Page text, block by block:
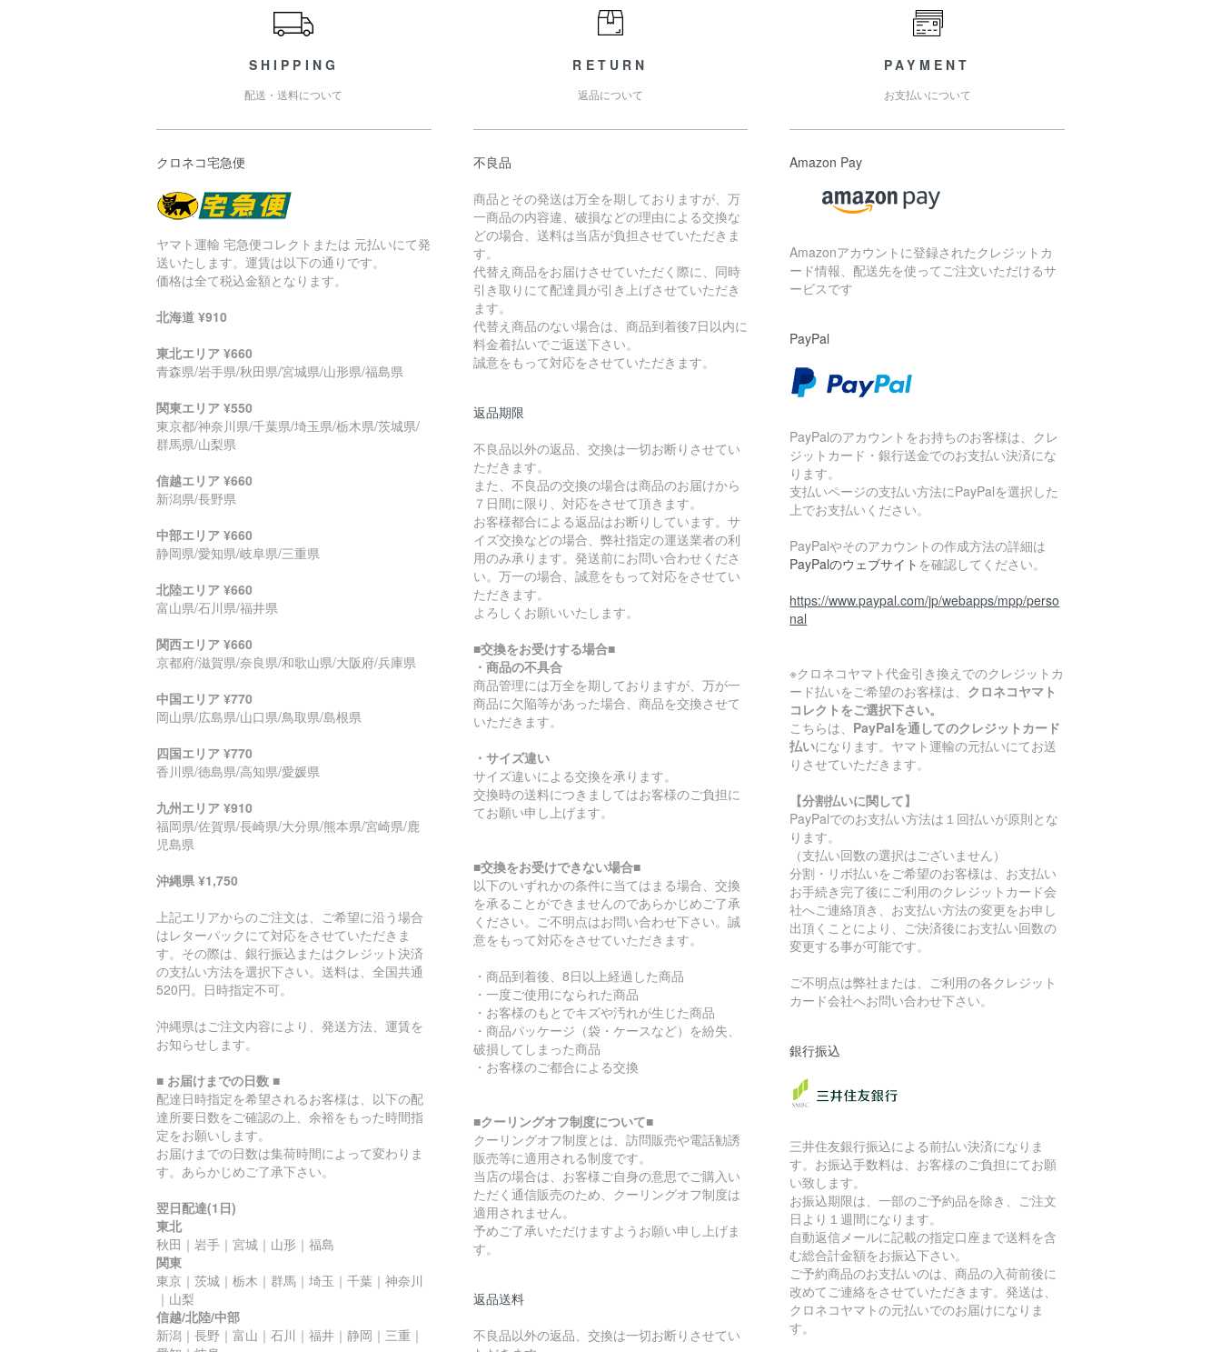
SHIPPING
配送・送料について
クロネコ宅急便
ヤマト運輸 宅急便コレクトまたは 元払いにて発
送いたします。運賃は以下の通りです。
価格は全て税込金額となります。
北海道 ¥910
東北エリア ¥660
青森県/岩手県/秋田県/宮城県/山形県/福島県
関東エリア ¥550
東京都/神奈川県/千葉県/埼玉県/栃木県/茨城県/
群馬県/山梨県
信越エリア ¥660
新潟県/長野県
中部エリア ¥660
静岡県/愛知県/岐阜県/三重県
北陸エリア ¥660
富山県/石川県/福井県
関西エリア ¥660
京都府/滋賀県/奈良県/和歌山県/大阪府/兵庫県
中国エリア ¥770
岡山県/広島県/山口県/鳥取県/島根県
四国エリア ¥770
香川県/徳島県/高知県/愛媛県
九州エリア ¥910
福岡県/佐賀県/長崎県/大分県/熊本県/宮崎県/鹿
児島県
沖縄県 ¥1,750
上記エリアからのご注文は、ご希望に沿う場合
はレターパックにて対応をさせていただきま
す。その際は、銀行振込またはクレジット決済
の支払い方法を選択下さい。送料は、全国共通
520円。日時指定不可。
沖縄県はご注文内容により、発送方法、運賃を
お知らせします。
■ お届けまでの日数 ■
配達日時指定を希望されるお客様は、以下の配
達所要日数をご確認の上、余裕をもった時間指
定をお願いします。
お届けまでの日数は集荷時間によって変わりま
す。あらかじめご了承下さい。
翌日配達(1日)
東北
秋田｜岩手｜宮城｜山形｜福島
関東
東京｜茨城｜栃木｜群馬｜埼玉｜千葉｜神奈川
｜山梨
信越/北陸/中部
新潟｜長野｜富山｜石川｜福井｜静岡｜三重｜
RETURN
返品について
不良品
商品とその発送は万全を期しておりますが、万
一商品の内容違、破損などの理由による交換な
どの場合、送料は当店が負担させていただきま
す。
代替え商品をお届けさせていただく際に、同時
引き取りにて配達員が引き上げさせていただき
ます。
代替え商品のない場合は、商品到着後7日以内に
料金着払いでご返送下さい。
誠意をもって対応をさせていただきます。
返品期限
不良品以外の返品、交換は一切お断りさせてい
ただきます。
また、不良品の交換の場合は商品のお届けから
７日間に限り、対応をさせて頂きます。
お客様都合による返品はお断りしています。サ
イズ交換などの場合、弊社指定の運送業者の利
用のみ承ります。発送前にお問い合わせくださ
い。万一の場合、誠意をもって対応をさせてい
ただきます。
よろしくお願いいたします。
■交換をお受けする場合■
・商品の不具合
商品管理には万全を期しておりますが、万が一
商品に欠陥等があった場合、商品を交換させて
いただきます。
・サイズ違い
サイズ違いによる交換を承ります。
交換時の送料につきましてはお客様のご負担に
てお願い申し上げます。
■交換をお受けできない場合■
以下のいずれかの条件に当てはまる場合、交換
を承ることができませんのであらかじめご了承
ください。ご不明点はお問い合わせ下さい。誠
意をもって対応をさせていただきます。
・商品到着後、8日以上経過した商品
・一度ご使用になられた商品
・お客様のもとでキズや汚れが生じた商品
・商品パッケージ（袋・ケースなど）を紛失、
破損してしまった商品
・お客様のご都合による交換
■クーリングオフ制度について■
クーリングオフ制度とは、訪問販売や電話勧誘
販売等に適用される制度です。
当店の場合は、お客様ご自身の意思でご購入い
ただく通信販売のため、クーリングオフ制度は
適用されません。
予めご了承いただけますようお願い申し上げま
す。
返品送料
不良品以外の返品、交換は一切お断りさせてい
PAYMENT
お支払いについて
Amazon Pay
Amazonアカウントに登録されたクレジットカ
ード情報、配送先を使ってご注文いただけるサ
ービスです
PayPal
PayPalのアカウントをお持ちのお客様は、クレ
ジットカード・銀行送金でのお支払い決済にな
ります。
支払いページの支払い方法にPayPalを選択した
上でお支払いください。
PayPalやそのアカウントの作成方法の詳細は
PayPalのウェブサイト を確認してください。
https://www.paypal.com/jp/webapps/mpp/perso
nal
※クロネコヤマト代金引き換えでのクレジットカ
ード払いをご希望のお客様は、 クロネコヤマト
コレクトをご選択下さい。
こちらは、 PayPalを通してのクレジットカード
払いになります。ヤマト運輸の元払いにてお送
りさせていただきます。
【分割払いに関して】
PayPalでのお支払い方法は１回払いが原則とな
ります。
（支払い回数の選択はございません）
分割・リボ払いをご希望のお客様は、お支払い
お手続き完了後にご利用のクレジットカード会
社へご連絡頂き、お支払い方法の変更をお申し
出頂くことにより、ご決済後にお支払い回数の
変更する事が可能です。
ご不明点は弊社または、ご利用の各クレジット
カード会社へお問い合わせ下さい。
銀行振込
三井住友銀行振込による前払い決済になりま
す。お振込手数料は、お客様のご負担にてお願
い致します。
お振込期限は、一部のご予約品を除き、ご注文
日より１週間になります。
自動返信メールに記載の指定口座まで送料を含
む総合計金額をお振込下さい。
ご予約商品のお支払いのは、商品の入荷前後に
改めてご連絡をさせていただきます。発送は、
クロネコヤマトの元払いでのお届けになりま
す。